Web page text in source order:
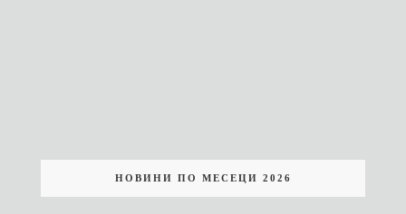
НОВИНИ ПО МЕСЕЦИ 2026